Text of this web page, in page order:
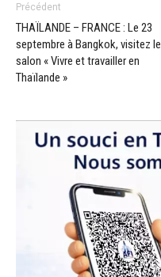
Précédent
THAÏLANDE – FRANCE : Le 23
septembre à Bangkok, visitez le
salon « Vivre et travailler en
Thaïlande »